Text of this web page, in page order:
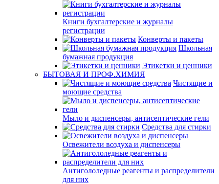
Книги бухгалтерские и журналы
регистрации
Конверты и пакеты
Школьная
бумажная продукция
Этикетки и ценники
БЫТОВАЯ И ПРОФ.ХИМИЯ
Чистящие и
моющие средства
Мыло и диспенсеры, антисептические гели
Средства для стирки
Освежители воздуха и диспенсеры
Антигололедные реагенты и распределители
для них